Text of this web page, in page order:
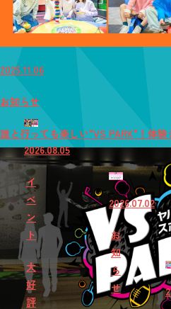
2026.08.05
イ
ベ
ン
ト
大
好
評
2026.07.02
お
知
ら
せ
2025.11.06
お知らせ
誰と行っても楽しい"VS PARK"！体験